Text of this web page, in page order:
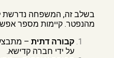
בשלב זה, המשפחה נדרשת
מהנפטר. קיימות מספר
קבורה דתית –
על ידי חברה קדישא.